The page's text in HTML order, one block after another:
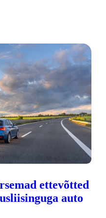
ettevõtted
auto